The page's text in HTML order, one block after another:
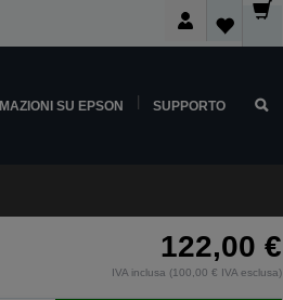
SU EPSON SUPPORTO
122,00 €
IVA inclusa (100,00 € IVA esclusa)